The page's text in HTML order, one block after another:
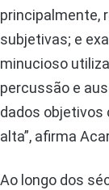
principalmente,
subjetivas; e
minucioso
percussão e
dados objetivos
alta”, afirma
Ao longo dos